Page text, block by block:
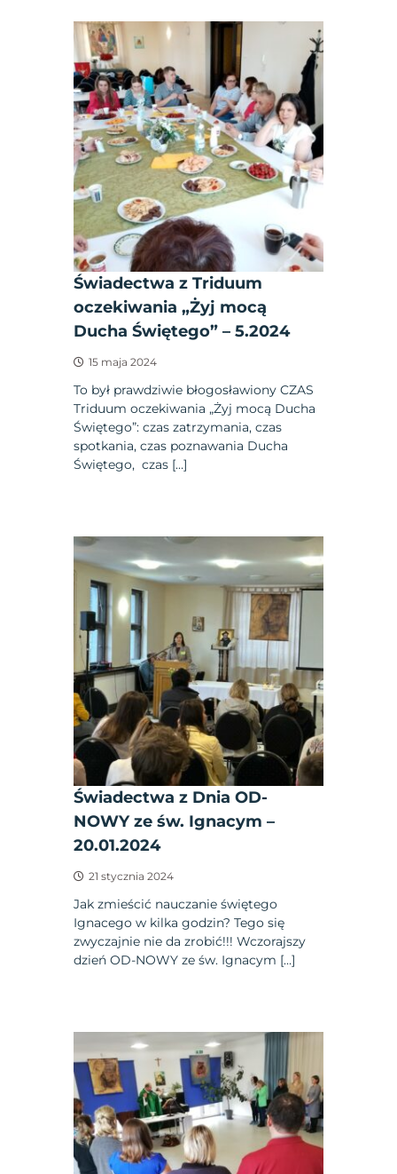
Świadectwa z Triduum
oczekiwania „Żyj mocą
Ducha Świętego” – 5.2024
15 maja 2024
To był prawdziwie błogosławiony CZAS
Triduum oczekiwania „Żyj mocą Ducha
Świętego”: czas zatrzymania, czas
spotkania, czas poznawania Ducha
Świętego, czas […]
Świadectwa z Dnia OD-
NOWY ze św. Ignacym –
20.01.2024
21 stycznia 2024
Jak zmieścić nauczanie świętego
Ignacego w kilka godzin? Tego się
zwyczajnie nie da zrobić!!! Wczorajszy
dzień OD-NOWY ze św. Ignacym […]